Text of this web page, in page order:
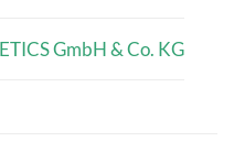
GmbH & Co. KG